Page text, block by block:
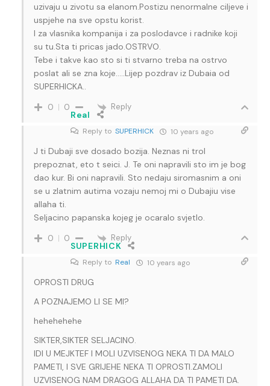
uzivaju u zivotu sa elanom.Postizu nenormalne ciljeve i
uspjehe na sve opstu korist.
I za vlasnika kompanija i za poslodavce i radnike koji
su tu.Sta ti pricas jado.OSTRVO.
Tebe i takve kao sto si ti stvarno treba na ostrvo
poslat ali se zna koje…..Lijep pozdrav iz Dubaia od
SUPERHICKA..
0 0 Reply
Real
Reply to SUPERHICK 10 years ago
J ti Dubaji sve dosado bozija. Neznas ni trol
prepoznat, eto t seici. J. Te oni napravili sto im je bog
dao kur. Bi oni napravili. Sto nedaju siromasnim a oni
se u zlatnim autima vozaju nemoj mi o Dubajiu vise
allaha ti.
Seljacino papanska kojeg je ocaralo svjetlo.
0 0 Reply
SUPERHICK
Reply to Real 10 years ago
OPROSTI DRUG
A POZNAJEMO LI SE MI?
hehehehehe
SIKTER,SIKTER SELJACINO.
IDI U MEJKTEF I MOLI UZVISENOG NEKA TI DA MALO
PAMETI, I SVE GRIJEHE NEKA TI OPROSTI.ZAMOLI
UZVISENOG NAM DRAGOG ALLAHA DA TI PAMETI DA.